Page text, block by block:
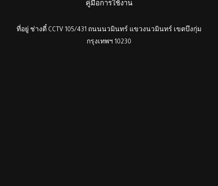
คู่มือการใช้งาน
ที่อยู่ ช่างตี๋ CCTV 105/431 ถนนนวมินทร์ แขวงนวมินทร์ เขตบึงกุ่ม
กรุงเทพฯ 10230